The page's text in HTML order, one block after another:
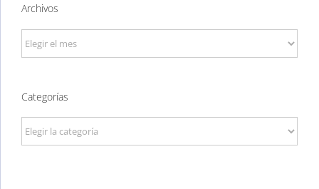
Archivos
Archivos
Categorías
Categorías